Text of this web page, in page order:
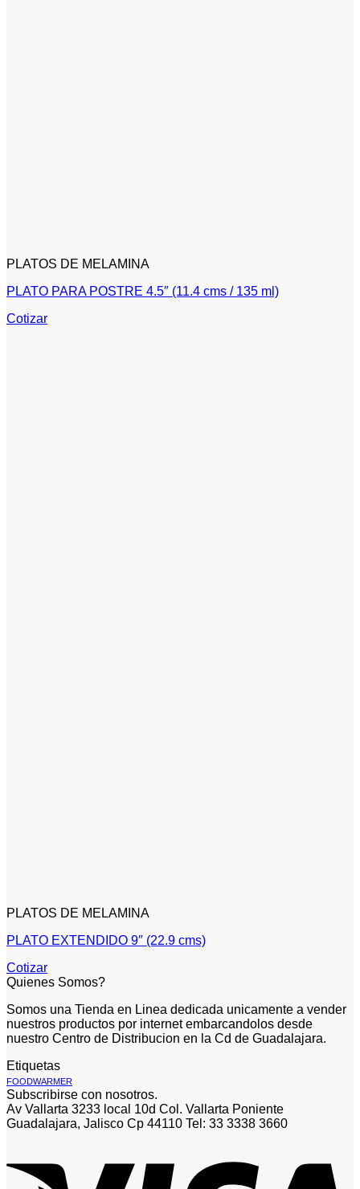
PLATOS DE MELAMINA
PLATO PARA POSTRE 4.5″ (11.4 cms / 135 ml)
Cotizar
PLATOS DE MELAMINA
PLATO EXTENDIDO 9″ (22.9 cms)
Cotizar
Quienes Somos?
Somos una Tienda en Linea dedicada unicamente a vender
nuestros productos por internet embarcandolos desde
nuestro Centro de Distribucion en la Cd de Guadalajara.
Etiquetas
FOODWARMER
Subscribirse con nosotros.
Av Vallarta 3233 local 10d Col. Vallarta Poniente
Guadalajara, Jalisco Cp 44110 Tel: 33 3338 3660